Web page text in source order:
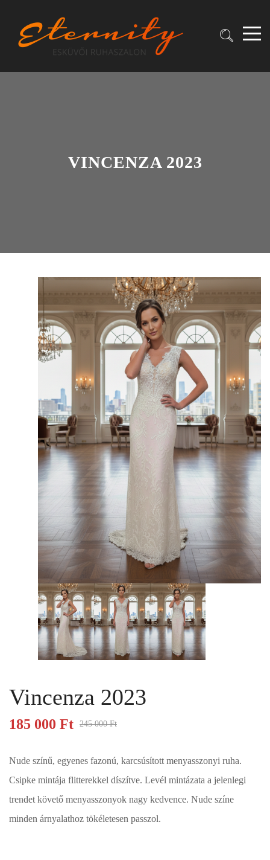
VINCENZA 2023
Vincenza 2023
245 000Ft
185 000 Ft
Nude színű, egyenes fazonú, karcsúsított menyasszonyi ruha.
Csipke mintája flitterekkel díszítve. Levél mintázata a jelenlegi
trendet követő menyasszonyok nagy kedvence. Nude színe
minden árnyalathoz tökéletesen passzol.